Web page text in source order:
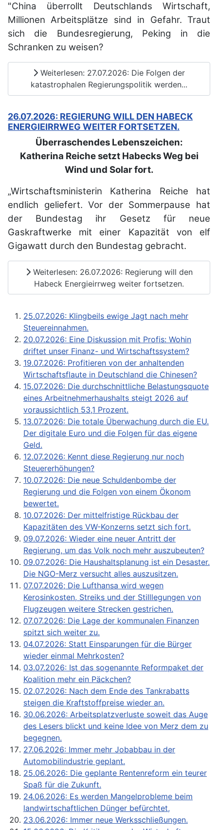
"China überrollt Deutschlands Wirtschaft,
Millionen Arbeitsplätze sind in Gefahr. Traut
sich die Bundesregierung, Peking in die
Schranken zu weisen?
Weiterlesen: 27.07.2026: Die Folgen der
katastrophalen Regierungspolitik werden...
26.07.2026: REGIERUNG WILL DEN HABECK
ENERGIEIRRWEG WEITER FORTSETZEN.
Überraschendes Lebenszeichen:
Katherina Reiche setzt Habecks Weg bei
Wind und Solar fort.
„Wirtschaftsministerin Katherina Reiche hat
endlich geliefert. Vor der Sommerpause hat
der Bundestag ihr Gesetz für neue
Gaskraftwerke mit einer Kapazität von elf
Gigawatt durch den Bundestag gebracht.
Weiterlesen: 26.07.2026: Regierung will den
Habeck Energieirrweg weiter fortsetzen.
25.07.2026: Klingbeils ewige Jagt nach mehr
Steuereinnahmen.
20.07.2026: Eine Diskussion mit Profis: Wohin
driftet unser Finanz- und Wirtschaftssystem?
19.07.2026: Profitieren von der anhaltenden
Wirtschaftsflaute in Deutschland die Chinesen?
15.07.2026: Die durchschnittliche Belastungsquote
eines Arbeitnehmerhaushalts steigt 2026 auf
voraussichtlich 53,1 Prozent.
13.07.2026: Die totale Überwachung durch die EU.
Der digitale Euro und die Folgen für das eigene
Geld.
12.07.2026: Kennt diese Regierung nur noch
Steuererhöhungen?
10.07.2026: Die neue Schuldenbombe der
Regierung und die Folgen von einem Ökonom
bewertet.
10.07.2026: Der mittelfristige Rückbau der
Kapazitäten des VW-Konzerns setzt sich fort.
09.07.2026: Wieder eine neuer Antritt der
Regierung, um das Volk noch mehr auszubeuten?
09.07.2026: Die Haushaltsplanung ist ein Desaster.
Die NGO-Merz versucht alles auszusitzen.
07.07.2026; Die Lufthansa wird wegen
Kerosinkosten, Streiks und der Stilllegungen von
Flugzeugen weitere Strecken gestrichen.
07.07.2026: Die Lage der kommunalen Finanzen
spitzt sich weiter zu.
04.07.2026: Statt Einsparungen für die Bürger
wieder einmal Mehrkosten?
03.07.2026: Ist das sogenannte Reformpaket der
Koalition mehr ein Päckchen?
02.07.2026: Nach dem Ende des Tankrabatts
steigen die Kraftstoffpreise wieder an.
30.06.2026: Arbeitsplatzverluste soweit das Auge
des Lesers blickt und keine Idee von Merz dem zu
begegnen.
27.06.2026: Immer mehr Jobabbau in der
Automobilindustrie geplant.
25.06.2026: Die geplante Rentenreform ein teurer
Spaß für die Zukunft.
24.06.2026: Es werden Mangelprobleme beim
landwirtschaftlichen Dünger befürchtet,
23.06.2026: Immer neue Werksschließungen.